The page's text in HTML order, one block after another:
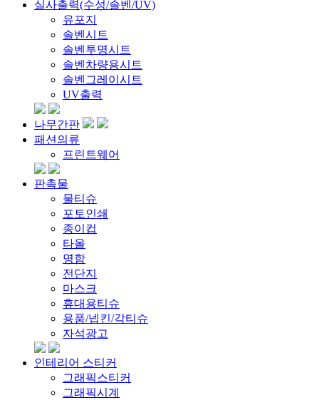
실사출력(수성/솔벤/UV)
유포지
솔벤시트
솔벤투명시트
솔벤차량용시트
솔벤그레이시트
UV출력
나무간판
패션의류
프린트웨어
판촉물
물티슈
포토인쇄
종이컵
타올
명함
전단지
마스크
휴대용티슈
용품/넵킨/각티슈
자석광고
인테리어 스티커
그래픽스티커
그래픽시계